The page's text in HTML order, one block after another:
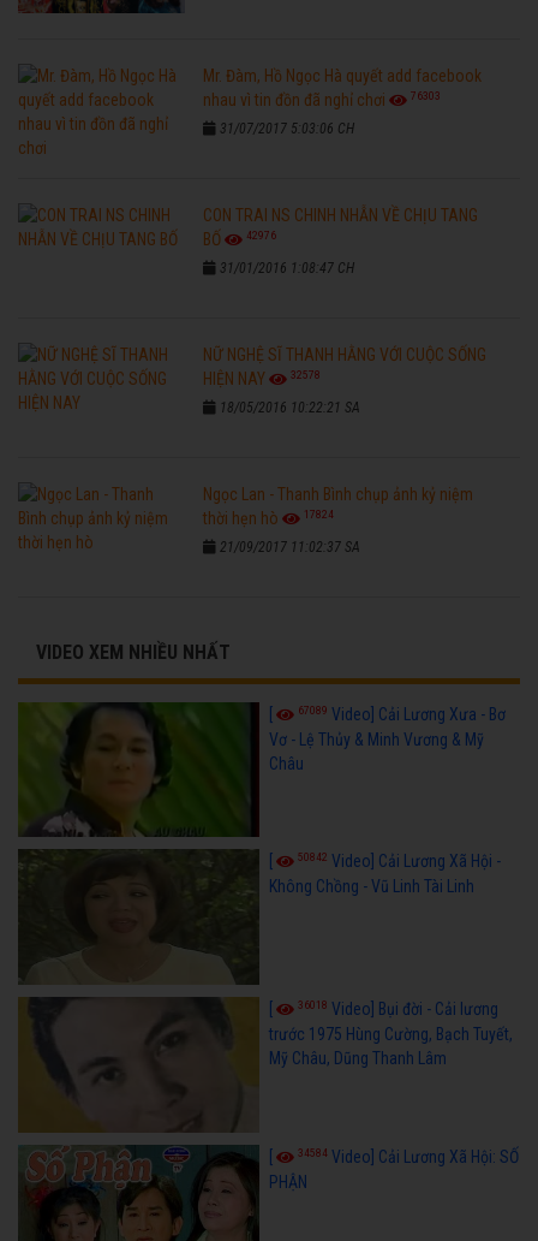
Mr. Đàm, Hồ Ngọc Hà quyết add facebook
nhau vì tin đồn đã nghỉ chơi
76303
31/07/2017 5:03:06 CH
CON TRAI NS CHINH NHẪN VỀ CHỊU TANG
BỐ
42976
31/01/2016 1:08:47 CH
NỮ NGHỆ SĨ THANH HẰNG VỚI CUỘC SỐNG
HIỆN NAY
32578
18/05/2016 10:22:21 SA
Ngọc Lan - Thanh Bình chụp ảnh kỷ niệm
thời hẹn hò
17824
21/09/2017 11:02:37 SA
VIDEO XEM NHIỀU NHẤT
[ 67089 Video] Cải Lương Xưa - Bơ
Vơ - Lệ Thủy & Minh Vương & Mỹ
Châu
50842 Video] Cải Lương Xã Hội -
Không Chồng - Vũ Linh Tài Linh
36018 Video] Bụi đời - Cải lương
trước 1975 Hùng Cường, Bạch Tuyết,
Mỹ Châu, Dũng Thanh Lâm
34584 Video] Cải Lương Xã Hội: SỐ
PHẬN